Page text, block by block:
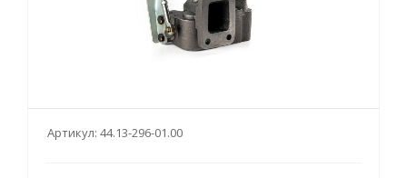
Артикул: 44.13-296-01.00